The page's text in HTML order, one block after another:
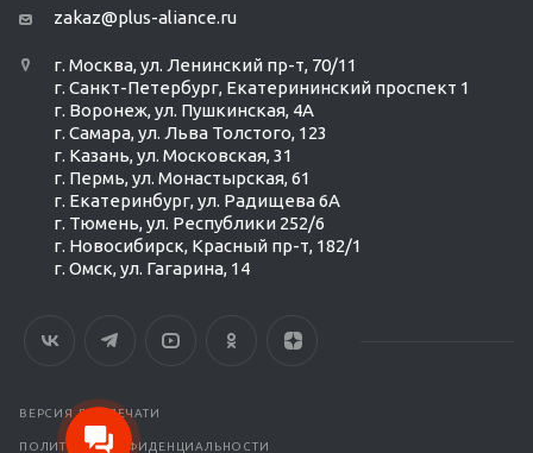
Ольга Кравченко
вас появятся вопросы.
zakaz@plus-aliance.ru
г. Москва, ул. Ленинский пр-т, 70/11
г. Санкт-Петербург, Екатерининский проспект 1
г. Воронеж, ул. Пушкинская, 4А
г. Самара, ул. Льва Толстого, 123
г. Казань, ул. Московская, 31
г. Пермь, ул. Монастырская, 61
г. Екатеринбург, ул. Радищева 6А
г. Тюмень, ул. Республики 252/6
г. Новосибирск, Красный пр-т, 182/1
г. Омск, ул. ​Гагарина, 14
ВЕРСИЯ ДЛЯ ПЕЧАТИ
ПОЛИТИКА КОНФИДЕНЦИАЛЬНОСТИ